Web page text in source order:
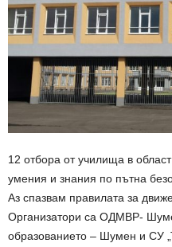
12 отбора от училища в
умения и знания по пътна
Аз спазвам правилата за
Организатори са ОДМВР-
образованието – Шумен и СУ